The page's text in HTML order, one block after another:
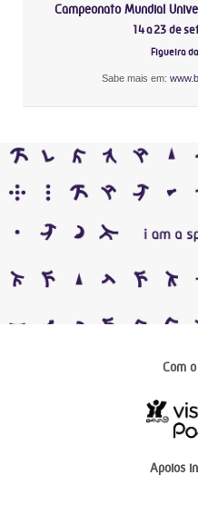
Campeonato Mundial
14 a 23 de
Figueira
Sabe mais em:
Com
Apoios